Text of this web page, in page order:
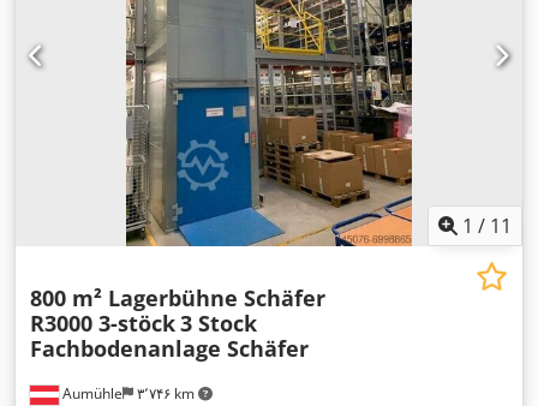
1 / 11
Aumühle ۳٬۷۴۶ km
800 m² Lagerbühne Schäfer
R3000 3-stöck3 Stock
Fachbodenanlage Schäfer